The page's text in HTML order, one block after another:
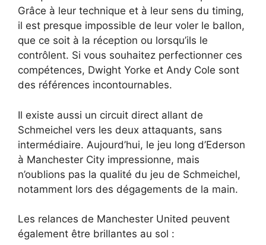
Grâce à leur technique et à leur sens du timing,
il est presque impossible de leur voler le ballon,
que ce soit à la réception ou lorsqu’ils le
contrôlent. Si vous souhaitez perfectionner ces
compétences, Dwight Yorke et Andy Cole sont
des références incontournables.
Il existe aussi un circuit direct allant de
Schmeichel vers les deux attaquants, sans
intermédiaire. Aujourd’hui, le jeu long d’Ederson
à Manchester City impressionne, mais
n’oublions pas la qualité du jeu de Schmeichel,
notamment lors des dégagements de la main.
Les relances de Manchester United peuvent
également être brillantes au sol :